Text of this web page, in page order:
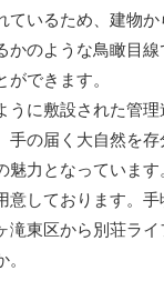
ているため、建物か
かのような鳥瞰目
できます。
うに敷設された管
手の届く大自然を
力となっています
意しております。手
滝東区から別荘ラ